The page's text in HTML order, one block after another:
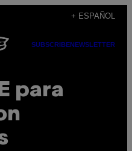
+ ESPAÑOL
SUBSCRIBENEWSLETTER
para